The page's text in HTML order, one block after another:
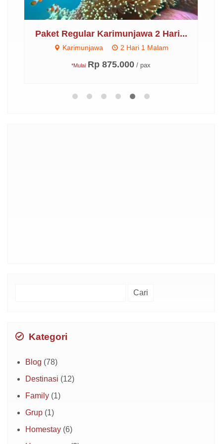
Paket Regular Karimunjawa 2 Hari...
Karimunjawa 2 Hari 1 Malam
*Mulai Rp 875.000 / pax
Kategori
Blog (78)
Destinasi (12)
Family (1)
Grup (1)
Homestay (6)